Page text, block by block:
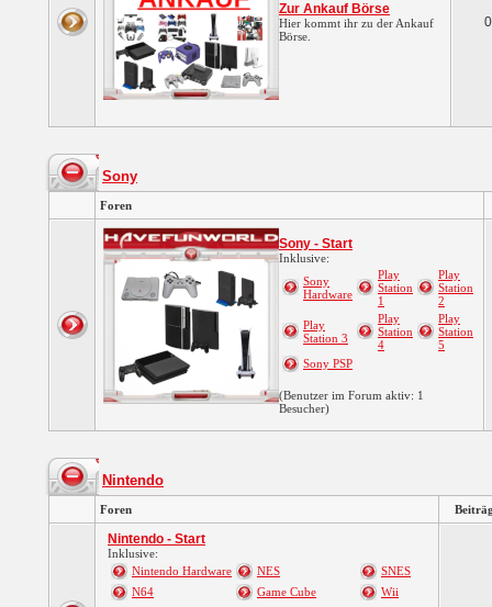
Zur Ankauf Börse
Hier kommt ihr zu der Ankauf
Börse.
0
Sony
Foren
Sony - Start
Inklusive:
Sony
Hardware
Play
Station
1
Play
Station
2
Play
Station 3
Play
Station
4
Play
Station
5
Sony PSP
(Benutzer im Forum aktiv: 1
Besucher)
Nintendo
Foren
Nintendo - Start
Inklusive:
Nintendo Hardware
NES
SNES
N64
Game Cube
Wii